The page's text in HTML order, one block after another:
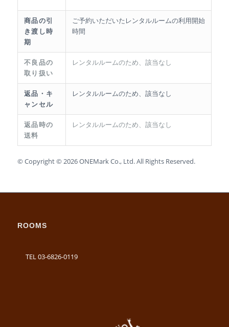
商品の引
き渡し時
期
ご予約いただいたレンタルルームの利用開始
時間
不良品の
取り扱い
レンタルルームのため、該当なし
返品・キ
ャンセル
レンタルルームのため、該当なし
返品時の
送料
レンタルルームのため、該当なし
© Copyright © 2026 ONEMark Co., Ltd. All Rights Reserved.
ROOMS
TEL 03-6826-0119